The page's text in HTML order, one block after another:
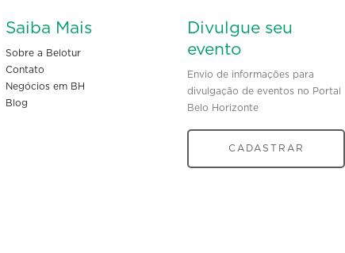
Saiba Mais
Sobre a Belotur
Contato
Negócios em BH
Blog
Divulgue seu
evento
Envio de informações para
divulgação de eventos no Portal
Belo Horizonte
CADASTRAR